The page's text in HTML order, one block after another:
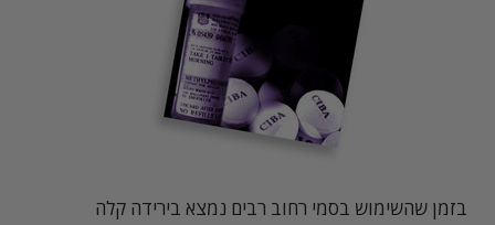
בזמן שהשימוש בסמי רחוב רבים נמצא בירידה קלה